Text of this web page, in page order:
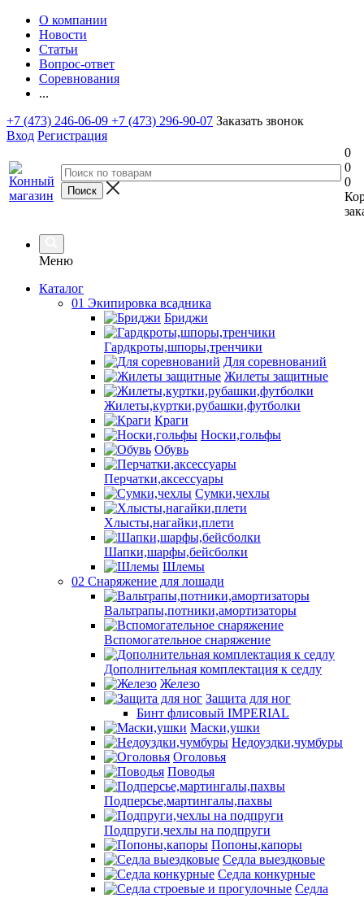
О компании
Новости
Статьи
Вопрос-ответ
Соревнования
...
+7 (473) 246-06-09 +7 (473) 296-90-07 Заказать звонок
Вход Регистрация
0
0
0
Меню
Каталог
01 Экипировка всадника
Бриджи
Гардкроты,шпоры,тренчики
Для соревнований
Жилеты защитные
Жилеты,куртки,рубашки,футболки
Краги
Носки,гольфы
Обувь
Перчатки,аксессуары
Сумки,чехлы
Хлысты,нагайки,плети
Шапки,шарфы,бейсболки
Шлемы
02 Снаряжение для лошади
Вальтрапы,потники,амортизаторы
Вспомогательное снаряжение
Дополнительная комплектация к седлу
Железо
Защита для ног
Бинт флисовый IMPERIAL
Маски,ушки
Недоуздки,чумбуры
Оголовья
Поводья
Подперсье,мартингалы,пахвы
Подпруги,чехлы на подпруги
Попоны,капоры
Седла выездковые
Седла конкурные
Седла